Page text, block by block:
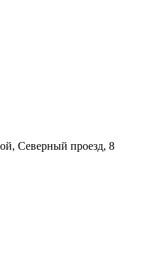
Северный проезд, 8